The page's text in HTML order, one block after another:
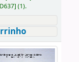
] (1).